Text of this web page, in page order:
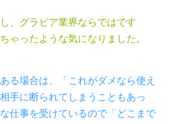
、グラビア業界ならではです
ったような気になりました。
る場合は、「これがダメなら使え
手に断られてしまうこともあっ
仕事を受けているので「どこまで